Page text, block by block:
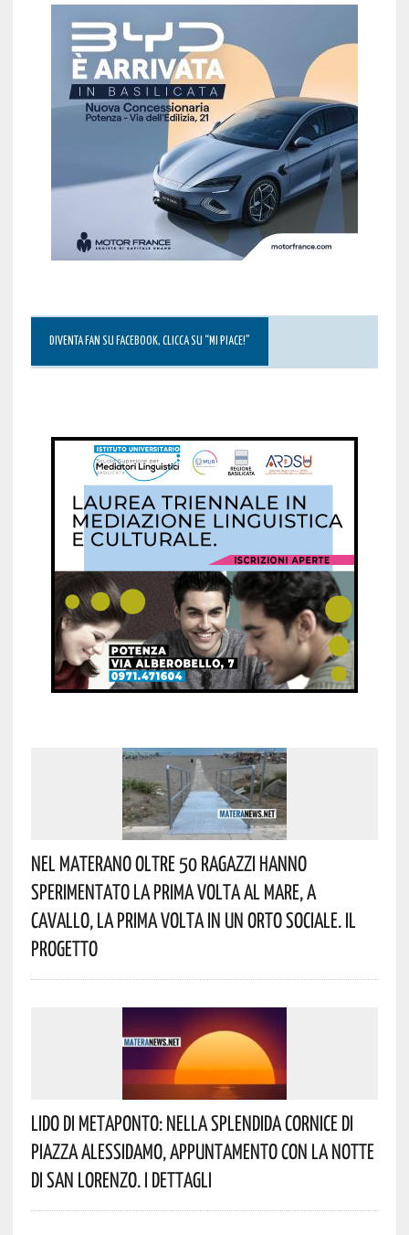
DIVENTA FAN SU FACEBOOK, CLICCA SU “MI PIACE!”
Nel Materano Oltre 50 Ragazzi Hanno
Sperimentato La Prima Volta Al Mare, A
Cavallo, La Prima Volta In Un Orto Sociale. Il
Progetto
Lido Di Metaponto: Nella Splendida Cornice Di
Piazza Alessidamo, Appuntamento Con La Notte
Di San Lorenzo. I Dettagli